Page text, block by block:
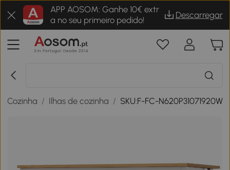
APP AOSOM: Ganhe 10€ extr
a no seu primeiro pedido!
Descarregar
Cozinha / Ilhas de cozinha / SKU:F-FC-N620P31071920W